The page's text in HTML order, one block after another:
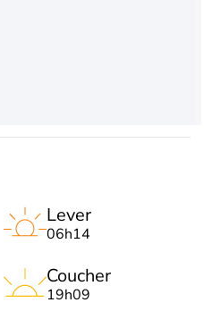
Lever
06h14
Coucher
19h09